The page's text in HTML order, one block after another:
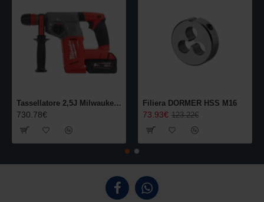
Tassellatore 2,5J Milwaukee M18 SDS-Plus con mandrino a cambio rapido FIXTEC
730.78€
Filiera DORMER HSS M16
73.93€ 123.22€